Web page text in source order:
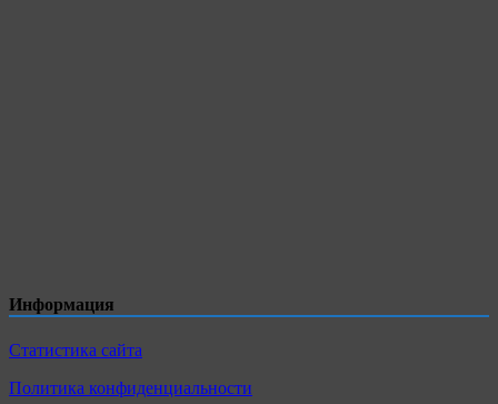
Информация
Статистика сайта
Политика конфиденциальности